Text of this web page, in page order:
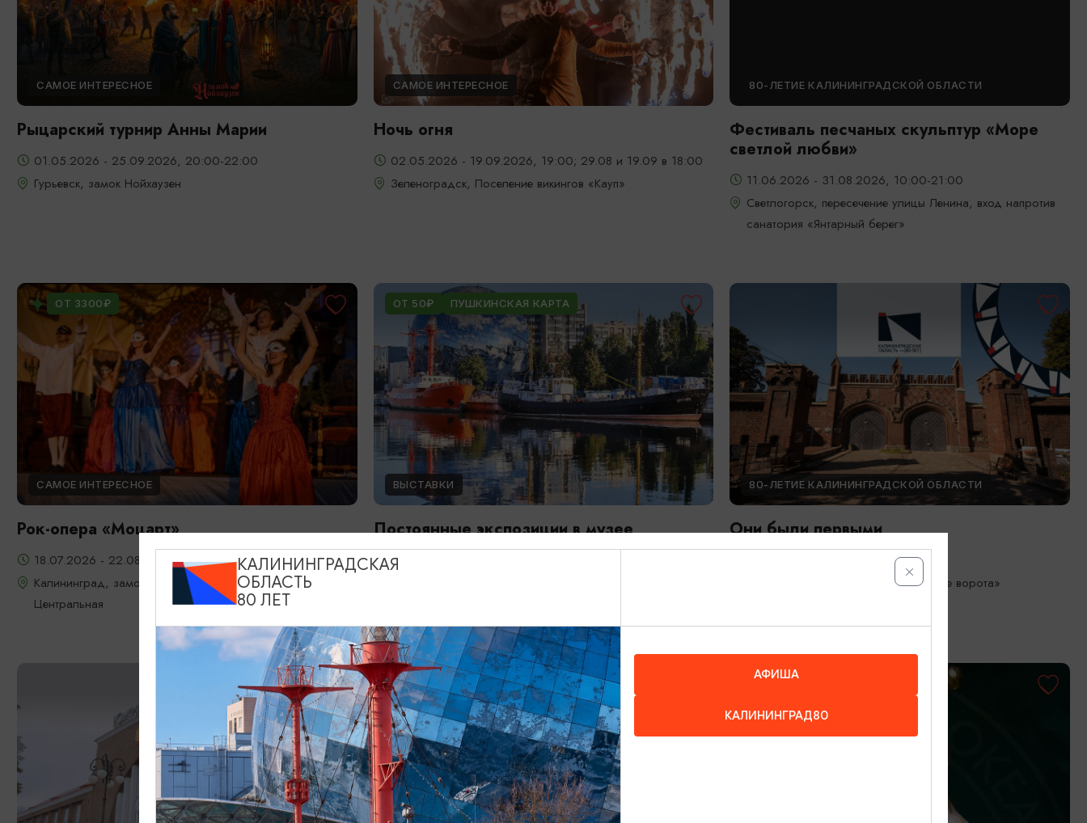
САМОЕ ИНТЕРЕСНОЕ
Рыцарский турнир Анны Марии
01.05.2026 - 25.09.2026, 20:00-22:00
Гурьевск, замок Нойхаузен
САМОЕ ИНТЕРЕСНОЕ
Ночь огня
02.05.2026 - 19.09.2026, 19:00; 29.08 и 19.09 в 18:00
Зеленоградск, Поселение викингов «Кауп»
80-ЛЕТИЕ КАЛИНИНГРАДСКОЙ ОБЛАСТИ
Фестиваль песчаных скульптур «Море
светлой любви»
11.06.2026 - 31.08.2026, 10:00-21:00
Светлогорск, пересечение улицы Ленина, вход напротив
санатория «Янтарный берег»
ОТ 3300₽
САМОЕ ИНТЕРЕСНОЕ
Рок-опера «Моцарт»
18.07.2026 - 22.08.2026, 18:00, 7.08 и 22.08 в 17:00
Калининград, замок Шаакен, пос. Некрасово, ул.
Центральная
ОТ 50₽ ПУШКИНСКАЯ КАРТА
ВЫСТАВКИ
Постоянные экспозиции в музее
Мирового океана
80-ЛЕТИЕ КАЛИНИНГРАДСКОЙ ОБЛАСТИ
Они были первыми
Калининград, Музей «Фридландские ворота»
КАЛИНИНГРАДСКАЯ
ОБЛАСТЬ
80 ЛЕТ
АФИША
КАЛИНИНГРАД80